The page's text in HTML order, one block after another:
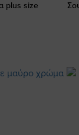
plus size